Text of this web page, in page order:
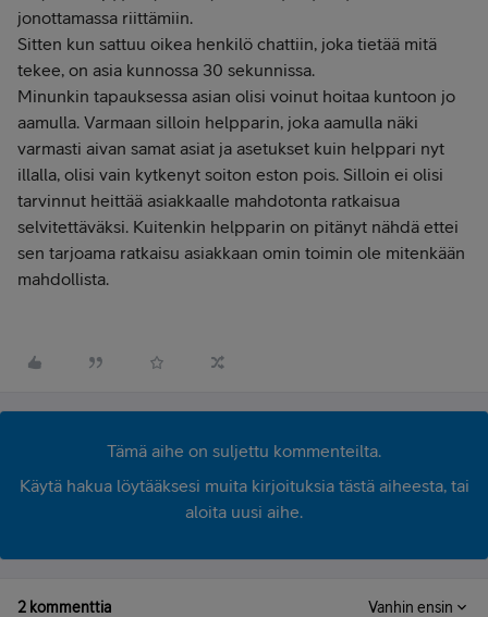
jonottamassa riittämiin.
Sitten kun sattuu oikea henkilö chattiin, joka tietää mitä
tekee, on asia kunnossa 30 sekunnissa.
Minunkin tapauksessa asian olisi voinut hoitaa kuntoon jo
aamulla. Varmaan silloin helpparin, joka aamulla näki
varmasti aivan samat asiat ja asetukset kuin helppari nyt
illalla, olisi vain kytkenyt soiton eston pois. Silloin ei olisi
tarvinnut heittää asiakkaalle mahdotonta ratkaisua
selvitettäväksi. Kuitenkin helpparin on pitänyt nähdä ettei
sen tarjoama ratkaisu asiakkaan omin toimin ole mitenkään
mahdollista.
Tämä aihe on suljettu kommenteilta.
Käytä hakua löytääksesi muita kirjoituksia tästä aiheesta, tai
aloita uusi aihe.
2 kommenttia Vanhin ensin